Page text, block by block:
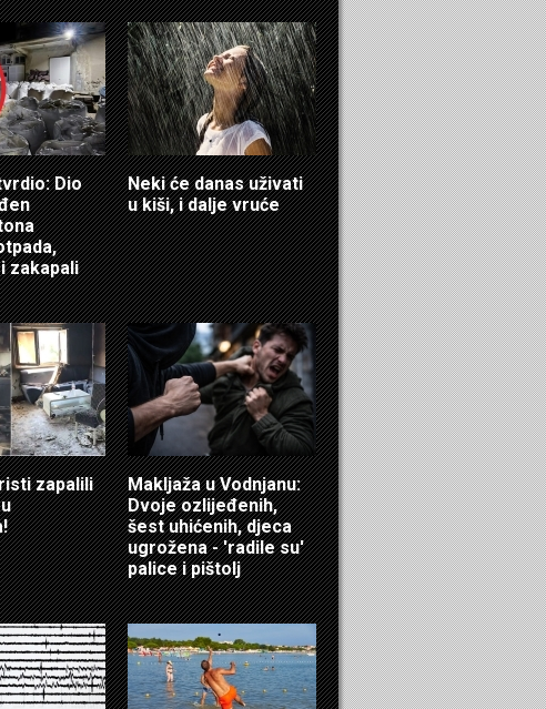
Dio
zakapali
Neki će danas uživati
u kiši, i dalje vruće
zapalili
Makljaža u Vodnjanu:
Dvoje ozlijeđenih,
šest uhićenih, djeca
ugrožena - 'radile su'
palice i pištolj